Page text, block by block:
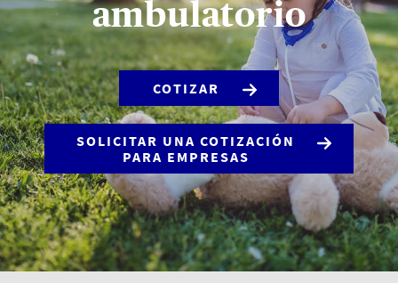
ambulatorio
COTIZAR
SOLICITAR UNA COTIZACIÓN
PARA EMPRESAS